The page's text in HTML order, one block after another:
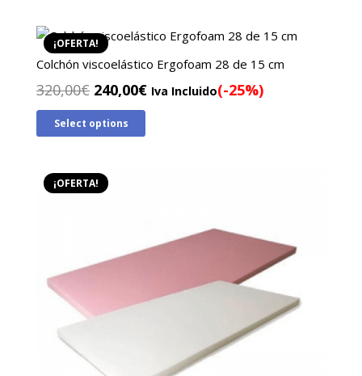
290,00€.230,00€.
¡OFERTA!
Colchón viscoelástico Ergofoam 28 de 15 cm
320,00€ El
precio
original
320,00€.
240,00€ElIva Incluido(-25%)
Select options
¡OFERTA!